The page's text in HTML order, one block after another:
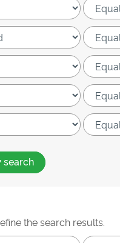
search
the search results.